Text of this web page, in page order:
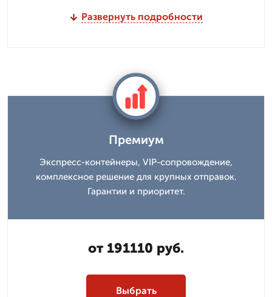
Развернуть подробности
Премиум
Экспресс-контейнеры, VIP-сопровождение,
комплексное решение для крупных отправок.
Гарантии и приоритет.
от 191110 руб.
Выбрать